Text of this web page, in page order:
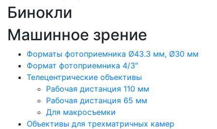
Бинокли
Машинное зрение
Форматы фотоприемника Ø43.3 мм, Ø30 мм
Формат фотоприемника 4/3″
Телецентрические объективы
Рабочая дистанция 110 мм
Рабочая дистанция 65 мм
Для макросъемки
Объективы для трехматричных камер